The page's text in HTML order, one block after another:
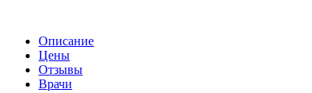
Описание
Цены
Отзывы
Врачи